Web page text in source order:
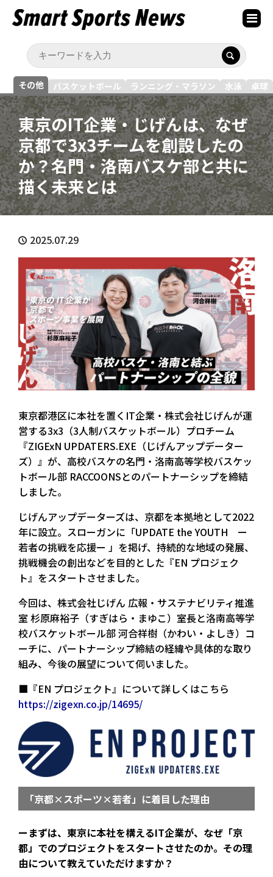
その他 バスケットボール ランニング・マラソン 水泳 卓球
東京のIT企業・じげんは、なぜ
京都で3x3チームを創設したの
か？名門・洛南バスケ部と共に
描く未来とは
2025.07.29
東京都港区に本社を置くIT企業・株式会社じげんが運
営する3x3（3人制バスケットボール）プロチーム
『ZIGExN UPDATERS.EXE（じげんアップデーター
ズ）』が、高校バスケの名門・洛南高等学校バスケッ
トボール部 RACCOONSとのパートナーシップを締結
しました。
じげんアップデーターズは、京都を本拠地として2022
年に設立。スローガンに「UPDATE the YOUTH ー
若者の挑戦を応援ー 」を掲げ、持続的な地域の発展、
挑戦機会の創出などを目的とした『EN プロジェク
ト』をスタートさせました。
今回は、株式会社じげん 広報・サステナビリティ推進
室 杉原麻裕子（すぎはら・まゆこ）室長と洛南高等学
校バスケットボール部 河合祥樹（かわい・よしき）コ
ーチに、パートナーシップ締結の経緯や具体的な取り
組み、今後の展望について伺いました。
■『EN プロジェクト』について詳しくはこちら
https://zigexn.co.jp/14695/
「京都×スポーツ×若者」に着目した理由
ーまずは、東京に本社を構えるIT企業が、なぜ「京
都」でのプロジェクトをスタートさせたのか。その理
由について教えていただけますか？